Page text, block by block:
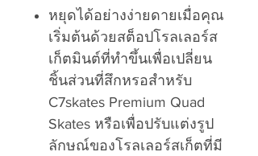
หยุดได้อย่างง่ายดายเมื่อคุณ
เริ่มต้นด้วยสต็อปโรลเลอร์ส
เก็ตมินต์ที่ทำขึ้นเพื่อเปลี่ยน
ชิ้นส่วนที่สึกหรอสำหรับ
C7skates Premium Quad
Skates หรือเพื่อปรับแต่งรูป
ลักษณ์ของโรลเลอร์สเก็ตที่มี